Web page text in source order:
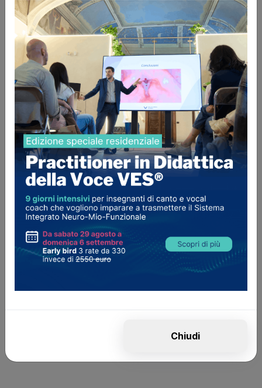
Città Marino
Lingua
Italiano, English, Español,
Româna
Cantante, chitarrista e cantautore con
esperienza pluriennale come performer, si
esibisce in una vasta gamma di generi musicali:
Pop, Rock Soul, Reggae, RnB, Jazz, anche
con l’utilizzo di una Loop Station.
Specialità
Canto Moderno, Pop & Rock, Jazz & Black
Music, Tecnica Vocale, Stile Musicale, Ear
Training, Interpretazione
Curriculum
Chiudi